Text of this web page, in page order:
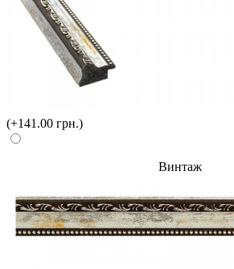
(+141.00 грн.)
Винтаж